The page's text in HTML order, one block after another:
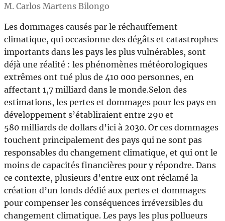
M. Carlos Martens Bilongo
Les dommages causés par le réchauffement
climatique, qui occasionne des dégâts et catastrophes
importants dans les pays les plus vulnérables, sont
déjà une réalité : les phénomènes météorologiques
extrêmes ont tué plus de 410 000 personnes, en
affectant 1,7 milliard dans le monde.Selon des
estimations, les pertes et dommages pour les pays en
développement s’établiraient entre 290 et
580 milliards de dollars d’ici à 2030. Or ces dommages
touchent principalement des pays qui ne sont pas
responsables du changement climatique, et qui ont le
moins de capacités financières pour y répondre. Dans
ce contexte, plusieurs d’entre eux ont réclamé la
création d’un fonds dédié aux pertes et dommages
pour compenser les conséquences irréversibles du
changement climatique. Les pays les plus pollueurs